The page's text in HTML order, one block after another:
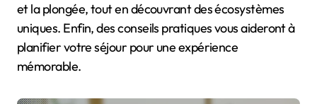
et la plongée, tout en découvrant des écosystèmes
uniques. Enfin, des conseils pratiques vous aideront à
planifier votre séjour pour une expérience
mémorable.